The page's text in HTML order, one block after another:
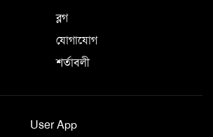
ব্লগ
যোগাযোগ
শর্তাবলী
User App